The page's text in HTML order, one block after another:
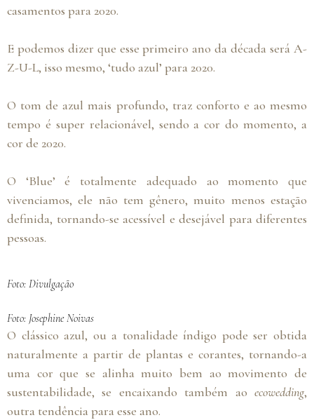
casamentos para 2020.
E podemos dizer que esse primeiro ano da década será A-
Z-U-L, isso mesmo, ‘tudo azul’ para 2020.
O tom de azul mais profundo, traz conforto e ao mesmo
tempo é super relacionável, sendo a cor do momento, a
cor de 2020.
O ‘Blue’ é totalmente adequado ao momento que
vivenciamos, ele não tem gênero, muito menos estação
definida, tornando-se acessível e desejável para diferentes
pessoas.
Foto: Divulgação
Foto: Josephine Noivas
O clássico azul, ou a tonalidade índigo pode ser obtida
naturalmente a partir de plantas e corantes, tornando-a
uma cor que se alinha muito bem ao movimento de
sustentabilidade, se encaixando também ao ecowedding,
outra tendência para esse ano.